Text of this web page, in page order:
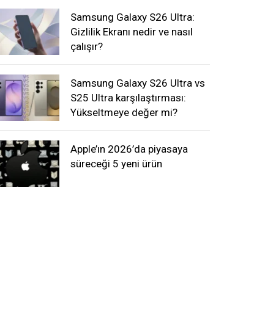
Samsung Galaxy S26 Ultra:
Gizlilik Ekranı nedir ve nasıl
çalışır?
Samsung Galaxy S26 Ultra vs
S25 Ultra karşılaştırması:
Yükseltmeye değer mi?
Apple’ın 2026’da piyasaya
süreceği 5 yeni ürün